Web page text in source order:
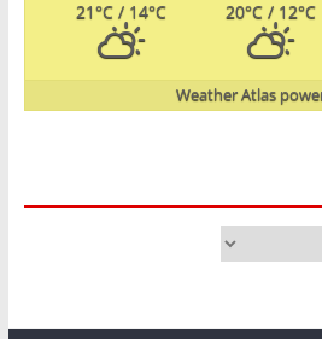
20°C / 12°C
21°C / 14°C
Weather Atlas